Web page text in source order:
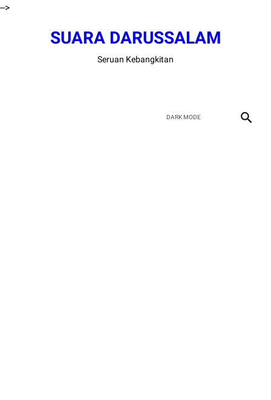
-->
SUARA DARUSSALAM
Seruan Kebangkitan